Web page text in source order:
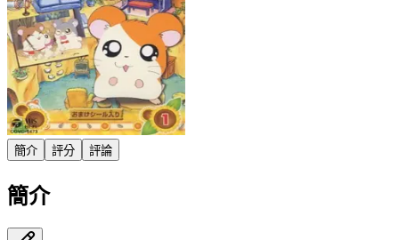
簡介 評分 評論
簡介